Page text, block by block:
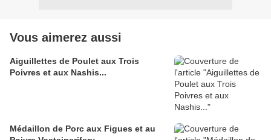
Vous aimerez aussi
Aiguillettes de Poulet aux Trois
Poivres et aux Nashis...
Médaillon de Porc aux Figues et au